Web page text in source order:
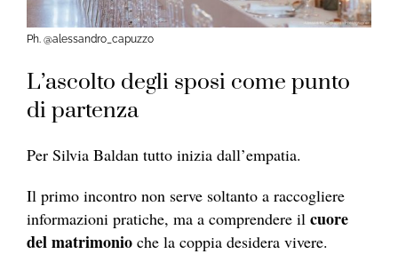
Ph. @alessandro_capuzzo
L’ascolto degli sposi come punto
di partenza
Per Silvia Baldan tutto inizia dall’empatia.
Il primo incontro non serve soltanto a raccogliere
informazioni pratiche, ma a comprendere il cuore
del matrimonio che la coppia desidera vivere.